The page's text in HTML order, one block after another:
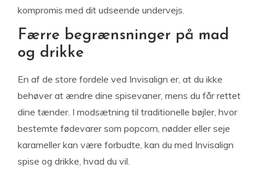
kompromis med dit udseende undervejs.
Færre begrænsninger på mad
og drikke
En af de store fordele ved Invisalign er, at du ikke
behøver at ændre dine spisevaner, mens du får rettet
dine tænder. I modsætning til traditionelle bøjler, hvor
bestemte fødevarer som popcorn, nødder eller seje
karameller kan være forbudte, kan du med Invisalign
spise og drikke, hvad du vil.